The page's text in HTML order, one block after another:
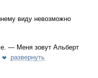
виду невозможно
— Меня зовут Альберт
развернуть